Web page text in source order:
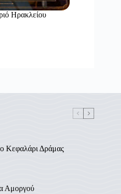
Ηρακλείου
Κεφαλάρι Δράμας
Αμοργού